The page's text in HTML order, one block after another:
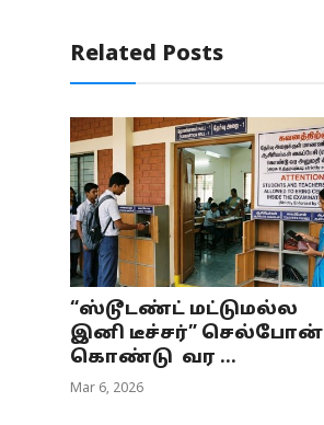
Related Posts
“ஸ்டூடண்ட் மட்டுமல்ல
இனி டீச்சர்” செல்போன்
கொண்டு வர ...
Mar 6, 2026